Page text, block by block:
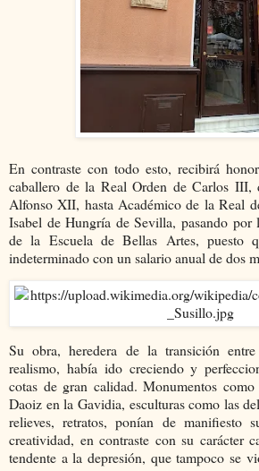
En contraste con todo esto, recibirá
caballero de la Real Orden de Carlos III,
Alfonso XII, hasta Académico de la Real
Isabel de Hungría de Sevilla, pasando por
de la Escuela de Bellas Artes, puesto
indeterminado con un salario anual de dos
Su obra, heredera de la transición
realismo, había ido creciendo y
cotas de gran calidad. Monumentos
Daoiz en la Gavidia, esculturas como las
relieves, retratos, ponían de manifiesto
creatividad, en contraste con su carácter
tendente a la depresión, que tampoco se